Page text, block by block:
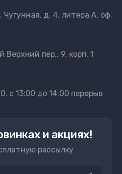
Чугунная, д. 4, литера А, оф.
Верхний пер., 9, корп. 1
с 13:00 до 14:00 перерыв
и акциях!
рассылку